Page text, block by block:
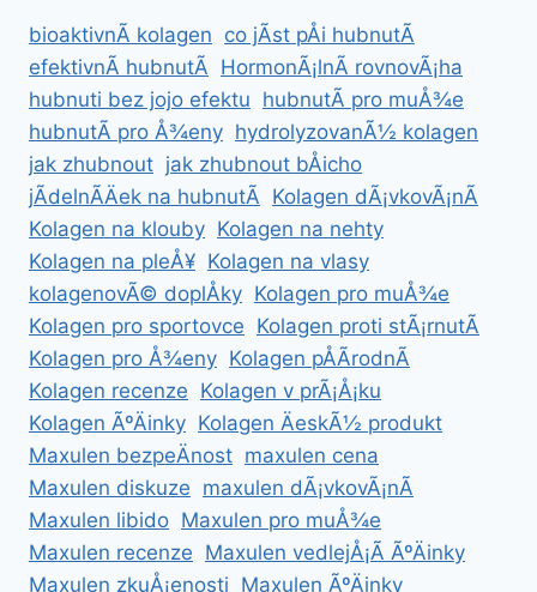
A
TRIKY
bioaktivnÃ­ kolagen co jÃ­st pÅi hubnutÃ­
efektivnÃ­ hubnutÃ­ HormonÃ¡lnÃ­ rovnovÃ¡ha
hubnuti bez jojo efektu hubnutÃ­ pro muÅ¾e
hubnutÃ­ pro Å¾eny hydrolyzovanÃ½ kolagen
jak zhubnout jak zhubnout bÅicho
jÃ­delnÃ­Äek na hubnutÃ­ Kolagen dÃ¡vkovÃ¡nÃ­
Kolagen na klouby Kolagen na nehty
Kolagen na pleÅ¥ Kolagen na vlasy
kolagenovÃ© doplÅky Kolagen pro muÅ¾e
Kolagen pro sportovce Kolagen proti stÃ¡rnutÃ­
Kolagen pro Å¾eny Kolagen pÅÃ­rodnÃ­
Kolagen recenze Kolagen v prÃ¡Å¡ku
Kolagen ÃºÄinky Kolagen ÄeskÃ½ produkt
Maxulen bezpeÄnost maxulen cena
Maxulen diskuze maxulen dÃ¡vkovÃ¡nÃ­
Maxulen libido Maxulen pro muÅ¾e
Maxulen recenze Maxulen vedlejÅ¡Ã­ ÃºÄinky
Maxulen zkuÅ¡enosti Maxulen ÃºÄinky